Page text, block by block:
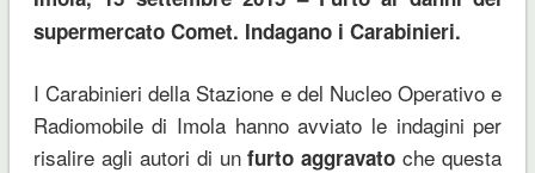
supermercato Comet. Indagano i Carabinieri.
I Carabinieri della Stazione e del Nucleo Operativo e
Radiomobile di Imola hanno avviato le indagini per
risalire agli autori di unfurto aggravato che questa